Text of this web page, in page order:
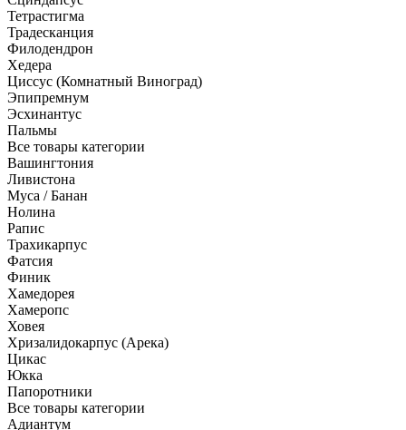
Тетрастигма
Традесканция
Филодендрон
Хедера
Циссус (Комнатный Виноград)
Эпипремнум
Эсхинантус
Пальмы
Все товары категории
Вашингтония
Ливистона
Муса / Банан
Нолина
Рапис
Трахикарпус
Фатсия
Финик
Хамедорея
Хамеропс
Ховея
Хризалидокарпус (Арека)
Цикас
Юкка
Папоротники
Все товары категории
Адиантум